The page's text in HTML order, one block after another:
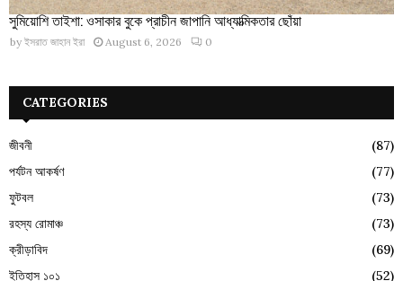
সুমিয়োশি তাইশা: ওসাকার বুকে প্রাচীন জাপানি আধ্যাত্মিকতার ছোঁয়া
by ইসরাত জাহান ইরা August 6, 2026 0
CATEGORIES
জীবনী
(87)
পর্যটন আকর্ষণ
(77)
ফুটবল
(73)
রহস্য রোমাঞ্চ
(73)
ক্রীড়াবিদ
(69)
ইতিহাস ১০১
(52)